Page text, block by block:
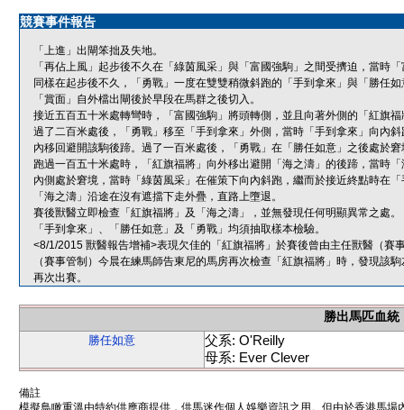
競賽事件報告
「上進」出閘笨拙及失地。
「再佔上風」起步後不久在「綠茵風采」與「富國強駒」之間受擠迫，當時
同樣在起步後不久，「勇戰」一度在雙雙稍微斜跑的「手到拿來」與「勝任
「賞面」自外檔出閘後於早段在馬群之後切入。
接近五百五十米處轉彎時，「富國強駒」將頭轉側，並且向著外側的「紅旗
過了二百米處後，「勇戰」移至「手到拿來」外側，當時「手到拿來」向內
內移回避開該駒後蹄。過了一百米處後，「勇戰」在「勝任如意」之後處於
跑過一百五十米處時，「紅旗福將」向外移出避開「海之濤」的後蹄，當時
內側處於窘境，當時「綠茵風采」在催策下向內斜跑，繼而於接近終點時在
「海之濤」沿途在沒有遮擋下走外疊，直路上墮退。
賽後獸醫立即檢查「紅旗福將」及「海之濤」，並無發現任何明顯異常之處。
「手到拿來」、「勝任如意」及「勇戰」均須抽取樣本檢驗。
<8/1/2015 獸醫報告增補>表現欠佳的「紅旗福將」於賽後曾由主任獸醫（賽
（賽事管制）今晨在練馬師告東尼的馬房再次檢查「紅旗福將」時，發現該
再次出賽。
勝出馬匹血統
勝任如意
父系: O'Reilly
母系: Ever Clever
備註
模擬鳥瞰重溫由特約供應商提供，供馬迷作個人娛樂資訊之用。但由於香港馬